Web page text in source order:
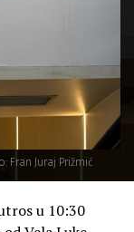
Fran Juraj Prižmić
u 10:30